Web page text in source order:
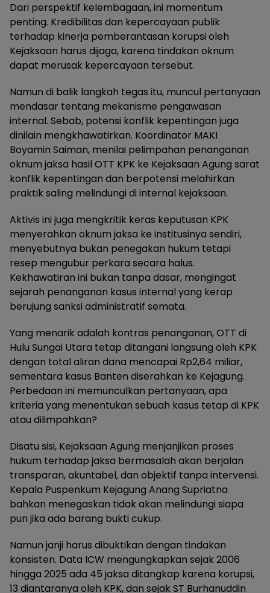
Dari perspektif kelembagaan, ini momentum
penting. Kredibilitas dan kepercayaan publik
terhadap kinerja pemberantasan korupsi oleh
Kejaksaan harus dijaga, karena tindakan oknum
dapat merusak kepercayaan tersebut.
Namun di balik langkah tegas itu, muncul pertanyaan
mendasar tentang mekanisme pengawasan
internal. Sebab, potensi konflik kepentingan juga
dinilain mengkhawatirkan. Koordinator MAKI
Boyamin Saiman, menilai pelimpahan penanganan
oknum jaksa hasil OTT KPK ke Kejaksaan Agung sarat
konflik kepentingan dan berpotensi melahirkan
praktik saling melindungi di internal kejaksaan.
Aktivis ini juga mengkritik keras keputusan KPK
menyerahkan oknum jaksa ke institusinya sendiri,
menyebutnya bukan penegakan hukum tetapi
resep mengubur perkara secara halus.
Kekhawatiran ini bukan tanpa dasar, mengingat
sejarah penanganan kasus internal yang kerap
berujung sanksi administratif semata.
Yang menarik adalah kontras penanganan, OTT di
Hulu Sungai Utara tetap ditangani langsung oleh KPK
dengan total aliran dana mencapai Rp2,64 miliar,
sementara kasus Banten diserahkan ke Kejagung.
Perbedaan ini memunculkan pertanyaan, apa
kriteria yang menentukan sebuah kasus tetap di KPK
atau dilimpahkan?
Disatu sisi, Kejaksaan Agung menjanjikan proses
hukum terhadap jaksa bermasalah akan berjalan
transparan, akuntabel, dan objektif tanpa intervensi.
Kepala Puspenkum Kejagung Anang Supriatna
bahkan menegaskan tidak akan melindungi siapa
pun jika ada barang bukti cukup.
Namun janji harus dibuktikan dengan tindakan
konsisten. Data ICW mengungkapkan sejak 2006
hingga 2025 ada 45 jaksa ditangkap karena korupsi,
13 diantaranya oleh KPK, dan sejak ST Burhanuddin